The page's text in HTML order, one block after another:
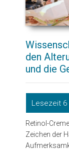
den
und die
Retinol-
Zeichen der